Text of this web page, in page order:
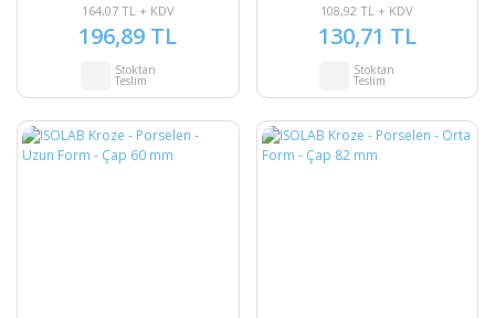
164,07 TL + KDV
196,89 TL
Stoktan
Teslim
108,92 TL + KDV
130,71 TL
Stoktan
Teslim